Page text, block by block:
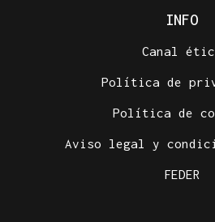
INFO
Canal
Política de
Política de
Aviso legal y
FEDER